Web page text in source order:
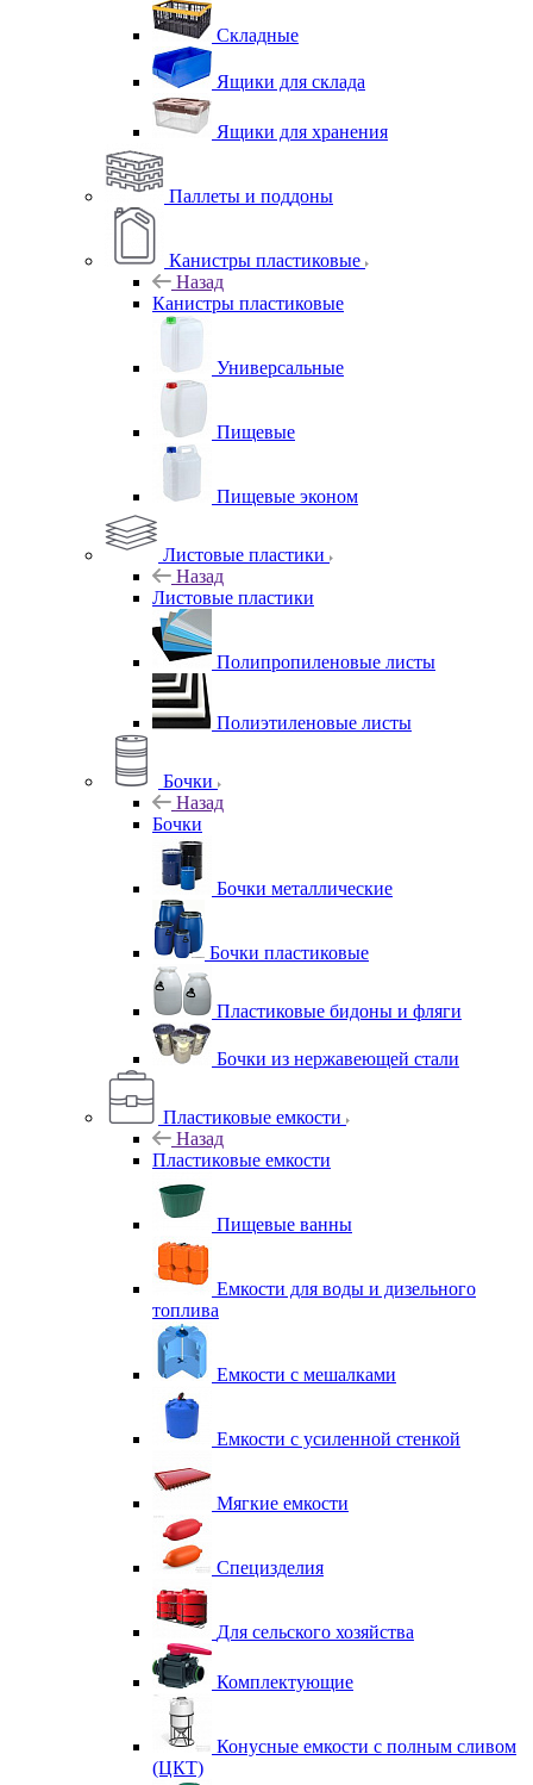
Складные
Ящики для склада
Ящики для хранения
Паллеты и поддоны
Канистры пластиковые
Назад
Канистры пластиковые
Универсальные
Пищевые
Пищевые эконом
Листовые пластики
Назад
Листовые пластики
Полипропиленовые листы
Полиэтиленовые листы
Бочки
Назад
Бочки
Бочки металлические
Бочки пластиковые
Пластиковые бидоны и фляги
Бочки из нержавеющей стали
Пластиковые емкости
Назад
Пластиковые емкости
Пищевые ванны
Емкости для воды и дизельного
топлива
Емкости с мешалками
Емкости с усиленной стенкой
Мягкие емкости
Специзделия
Для сельского хозяйства
Комплектующие
Конусные емкости с полным сливом
(ЦКТ)